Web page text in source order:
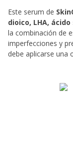
Este serum de
dioico, LHA,
la combinación de
imperfecciones y
debe aplicarse una